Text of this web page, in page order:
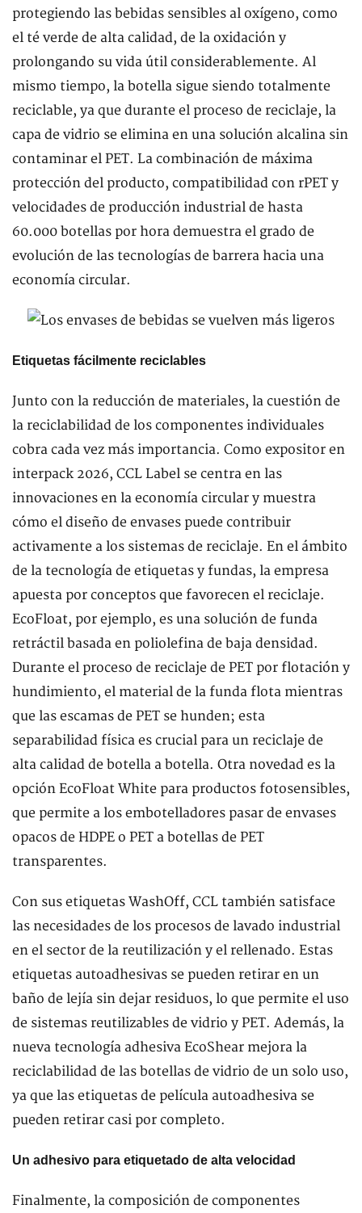
protegiendo las bebidas sensibles al oxígeno, como
el té verde de alta calidad, de la oxidación y
prolongando su vida útil considerablemente. Al
mismo tiempo, la botella sigue siendo totalmente
reciclable, ya que durante el proceso de reciclaje, la
capa de vidrio se elimina en una solución alcalina sin
contaminar el PET. La combinación de máxima
protección del producto, compatibilidad con rPET y
velocidades de producción industrial de hasta
60.000 botellas por hora demuestra el grado de
evolución de las tecnologías de barrera hacia una
economía circular.
Etiquetas fácilmente reciclables
Junto con la reducción de materiales, la cuestión de
la reciclabilidad de los componentes individuales
cobra cada vez más importancia. Como expositor en
interpack 2026, CCL Label se centra en las
innovaciones en la economía circular y muestra
cómo el diseño de envases puede contribuir
activamente a los sistemas de reciclaje. En el ámbito
de la tecnología de etiquetas y fundas, la empresa
apuesta por conceptos que favorecen el reciclaje.
EcoFloat, por ejemplo, es una solución de funda
retráctil basada en poliolefina de baja densidad.
Durante el proceso de reciclaje de PET por flotación y
hundimiento, el material de la funda flota mientras
que las escamas de PET se hunden; esta
separabilidad física es crucial para un reciclaje de
alta calidad de botella a botella. Otra novedad es la
opción EcoFloat White para productos fotosensibles,
que permite a los embotelladores pasar de envases
opacos de HDPE o PET a botellas de PET
transparentes.
Con sus etiquetas WashOff, CCL también satisface
las necesidades de los procesos de lavado industrial
en el sector de la reutilización y el rellenado. Estas
etiquetas autoadhesivas se pueden retirar en un
baño de lejía sin dejar residuos, lo que permite el uso
de sistemas reutilizables de vidrio y PET. Además, la
nueva tecnología adhesiva EcoShear mejora la
reciclabilidad de las botellas de vidrio de un solo uso,
ya que las etiquetas de película autoadhesiva se
pueden retirar casi por completo.
Un adhesivo para etiquetado de alta velocidad
Finalmente, la composición de componentes